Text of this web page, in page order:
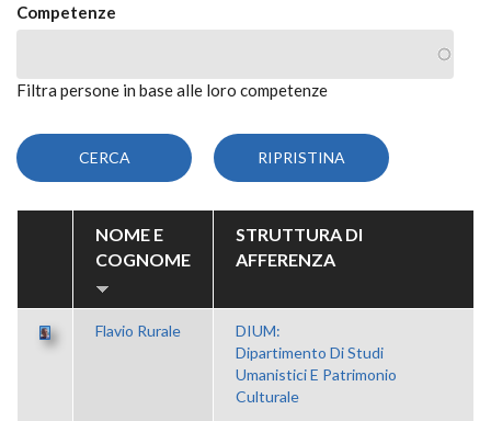
Competenze
Filtra persone in base alle loro competenze
NOME E
COGNOME
STRUTTURA DI
AFFERENZA
Flavio Rurale
DIUM:
Dipartimento Di Studi
Umanistici E Patrimonio
Culturale